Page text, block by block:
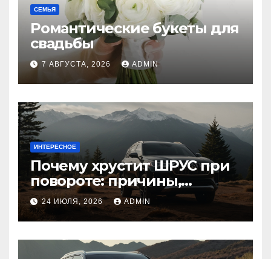
СЕМЬЯ
Романтические букеты для
свадьбы
7 АВГУСТА, 2026 ADMIN
ИНТЕРЕСНОЕ
Почему хрустит ШРУС при
повороте: причины,
диагностика
24 ИЮЛЯ, 2026 ADMIN